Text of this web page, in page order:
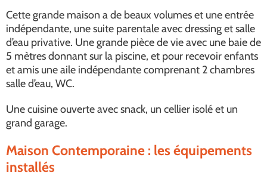
Cette grande maison a de beaux volumes et une entrée
indépendante, une suite parentale avec dressing et salle
d’eau privative. Une grande pièce de vie avec une baie de
5 mètres donnant sur la piscine, et pour recevoir enfants
et amis une aile indépendante comprenant 2 chambres
salle d’eau, WC.
Une cuisine ouverte avec snack, un cellier isolé et un
grand garage.
Maison Contemporaine : les équipements
installés